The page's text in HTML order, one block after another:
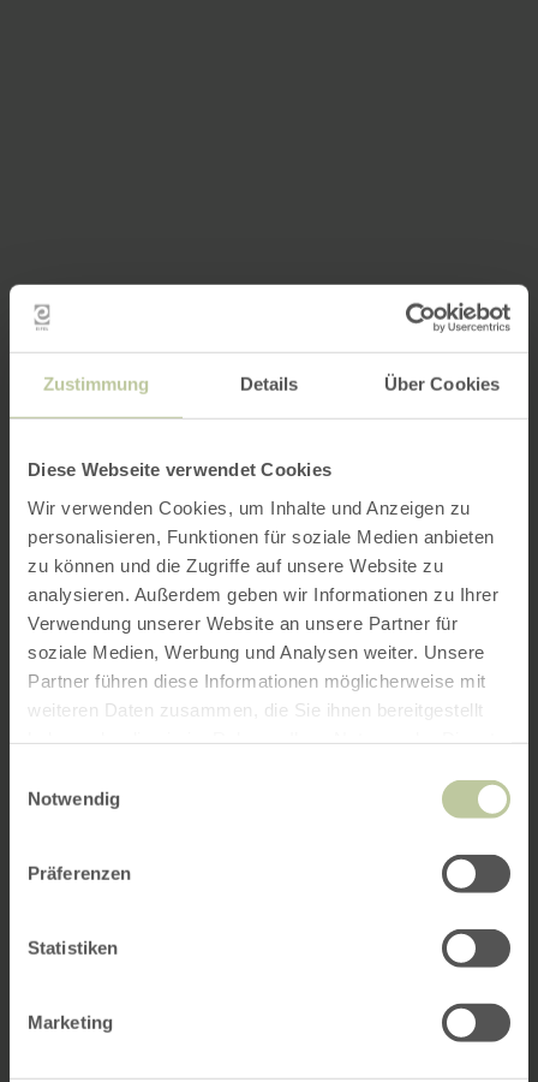
Zustimmung Details Über Cookies
Diese Webseite verwendet Cookies
Wir verwenden Cookies, um Inhalte und Anzeigen zu
personalisieren, Funktionen für soziale Medien anbieten
zu können und die Zugriffe auf unsere Website zu
analysieren. Außerdem geben wir Informationen zu Ihrer
Verwendung unserer Website an unsere Partner für
soziale Medien, Werbung und Analysen weiter. Unsere
Partner führen diese Informationen möglicherweise mit
weiteren Daten zusammen, die Sie ihnen bereitgestellt
Notwendig
Präferenzen
Statistiken
Marketing